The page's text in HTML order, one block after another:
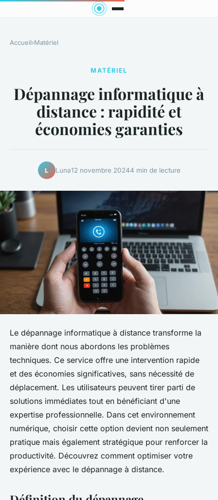
Accueil›Matériel
MATÉRIEL
Dépannage informatique à
distance : rapidité et
économies garanties
L Luna12 novembre 20244 min de lecture
Le dépannage informatique à distance transforme la
manière dont nous abordons les problèmes
techniques. Ce service offre une intervention rapide
et des économies significatives, sans nécessité de
déplacement. Les utilisateurs peuvent tirer parti de
solutions immédiates tout en bénéficiant d'une
expertise professionnelle. Dans cet environnement
numérique, choisir cette option devient non seulement
pratique mais également stratégique pour renforcer la
productivité. Découvrez comment optimiser votre
expérience avec le dépannage à distance.